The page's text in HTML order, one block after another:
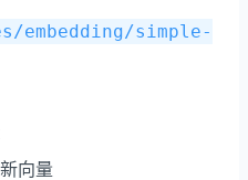
embedding/simple-
向量